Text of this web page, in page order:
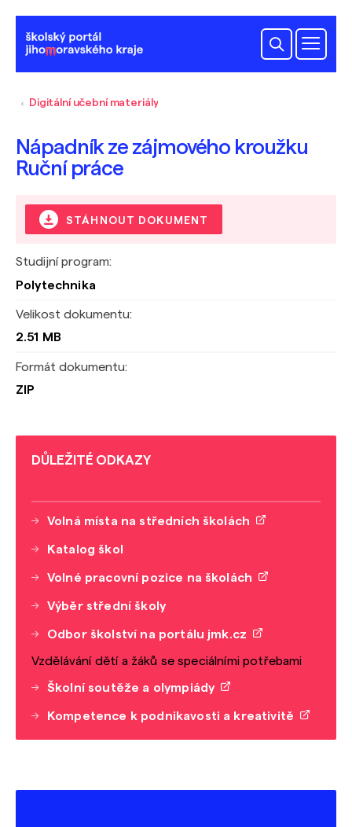
Digitální učební materiály
Nápadník ze zájmového kroužku
Ruční práce
STÁHNOUT DOKUMENT
Studijní program:
Polytechnika
Velikost dokumentu:
2.51 MB
Formát dokumentu:
ZIP
DŮLEŽITÉ ODKAZY
Volná místa na středních školách
Katalog škol
Volné pracovní pozice na školách
Výběr střední školy
Odbor školství na portálu jmk.cz
Vzdělávání dětí a žáků se speciálními potřebami
Školní soutěže a olympiády
Kompetence k podnikavosti a kreativitě